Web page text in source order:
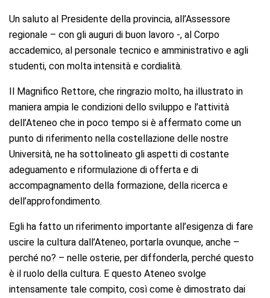
Un saluto al Presidente della provincia, all’Assessore
regionale – con gli auguri di buon lavoro -, al Corpo
accademico, al personale tecnico e amministrativo e agli
studenti, con molta intensità e cordialità.
Il Magnifico Rettore, che ringrazio molto, ha illustrato in
maniera ampia le condizioni dello sviluppo e l’attività
dell’Ateneo che in poco tempo si è affermato come un
punto di riferimento nella costellazione delle nostre
Università, ne ha sottolineato gli aspetti di costante
adeguamento e riformulazione di offerta e di
accompagnamento della formazione, della ricerca e
dell’approfondimento.
Egli ha fatto un riferimento importante all’esigenza di fare
uscire la cultura dall’Ateneo, portarla ovunque, anche –
perché no? – nelle osterie, per diffonderla, perché questo
è il ruolo della cultura. E questo Ateneo svolge
intensamente tale compito, così come è dimostrato dai